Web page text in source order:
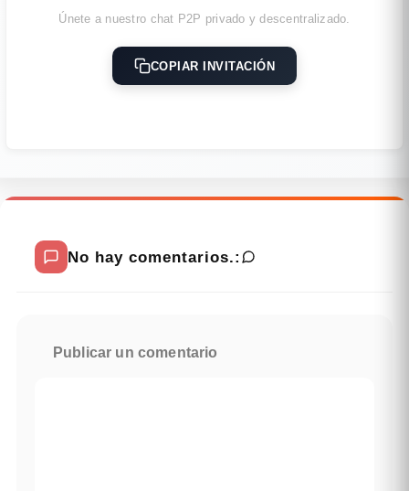
Únete a nuestro chat P2P privado y descentralizado.
COPIAR INVITACIÓN
No hay comentarios.:
Publicar un comentario